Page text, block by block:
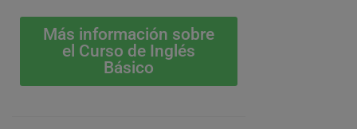
Más información sobre
el Curso de Inglés
Básico